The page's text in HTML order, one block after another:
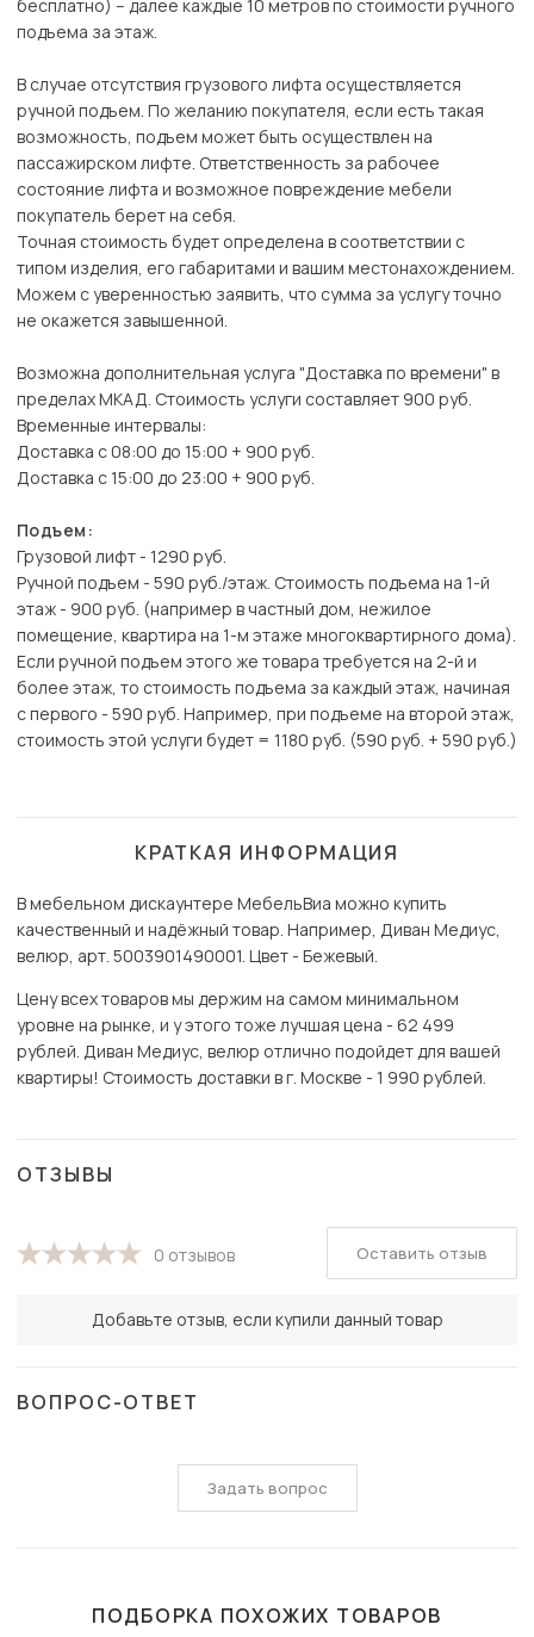
бесплатно) – далее каждые 10 метров по стоимости ручного
подъема за этаж.
В случае отсутствия грузового лифта осуществляется
ручной подъем. По желанию покупателя, если есть такая
возможность, подъем может быть осуществлен на
пассажирском лифте. Ответственность за рабочее
состояние лифта и возможное повреждение мебели
покупатель берет на себя.
Точная стоимость будет определена в соответствии с
типом изделия, его габаритами и вашим местонахождением.
Можем с уверенностью заявить, что сумма за услугу точно
не окажется завышенной.
Возможна дополнительная услуга "Доставка по времени" в
пределах МКАД. Стоимость услуги составляет 900 руб.
Временные интервалы:
Доставка с 08:00 до 15:00 + 900 руб.
Доставка с 15:00 до 23:00 + 900 руб.
Подъем:
Грузовой лифт - 1290 руб.
Ручной подъем - 590 руб./этаж. Стоимость подъема на 1-й
этаж - 900 руб. (например в частный дом, нежилое
помещение, квартира на 1-м этаже многоквартирного дома).
Если ручной подъем этого же товара требуется на 2-й и
более этаж, то стоимость подъема за каждый этаж, начиная
с первого - 590 руб. Например, при подъеме на второй этаж,
стоимость этой услуги будет = 1180 руб. (590 руб. + 590 руб.)
КРАТКАЯ ИНФОРМАЦИЯ
В мебельном дискаунтере МебельВиа можно купить
качественный и надёжный товар. Например, Диван Медиус,
велюр, арт. 5003901490001. Цвет - Бежевый.
Цену всех товаров мы держим на самом минимальном
уровне на рынке, и у этого тоже лучшая цена - 62 499
рублей. Диван Медиус, велюр отлично подойдет для вашей
квартиры! Стоимость доставки в г. Москве - 1 990 рублей.
ОТЗЫВЫ
0 отзывов
Добавьте отзыв, если купили данный товар
Оставить отзыв
ВОПРОС-ОТВЕТ
Задать вопрос
ПОДБОРКА ПОХОЖИХ ТОВАРОВ